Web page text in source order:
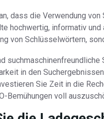
dass die Verwendung
hochwertig, informativ
von Schlüsselwörtern,
in den
Sie Zeit in die
Bemühungen voll